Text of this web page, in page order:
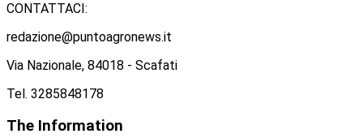
CONTATTACI:
redazione@puntoagronews.it
Via Nazionale, 84018 - Scafati
Tel. 3285848178
The Information